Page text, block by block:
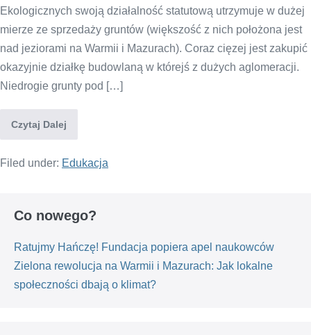
Ekologicznych swoją działalność statutową utrzymuje w dużej
mierze ze sprzedaży gruntów (większość z nich położona jest
nad jeziorami na Warmii i Mazurach). Coraz cięzej jest zakupić
okazyjnie działkę budowlaną w którejś z dużych aglomeracji.
Niedrogie grunty pod […]
Czytaj Dalej
Filed under: Edukacja
Co nowego?
Ratujmy Hańczę! Fundacja popiera apel naukowców
Zielona rewolucja na Warmii i Mazurach: Jak lokalne
społeczności dbają o klimat?